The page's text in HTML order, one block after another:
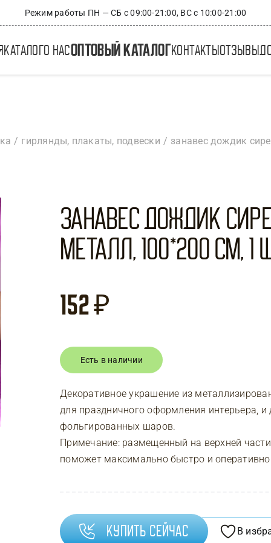
Режим работы ПН — СБ с 09:00-21:00, ВС с 10:00-21:00
каталого насоптовый каталогконтакты отзывы
гирлянды, плакаты, подвески занавес дождик
Занавес Дождик
металл, 100*200 см, 1
152₽
Есть в наличии
Декоративное украшение из
для праздничного оформления интерьера,
фольгированных шаров.
Примечание: размещенный на верхней
поможет максимально быстро и
Купить сейчас В